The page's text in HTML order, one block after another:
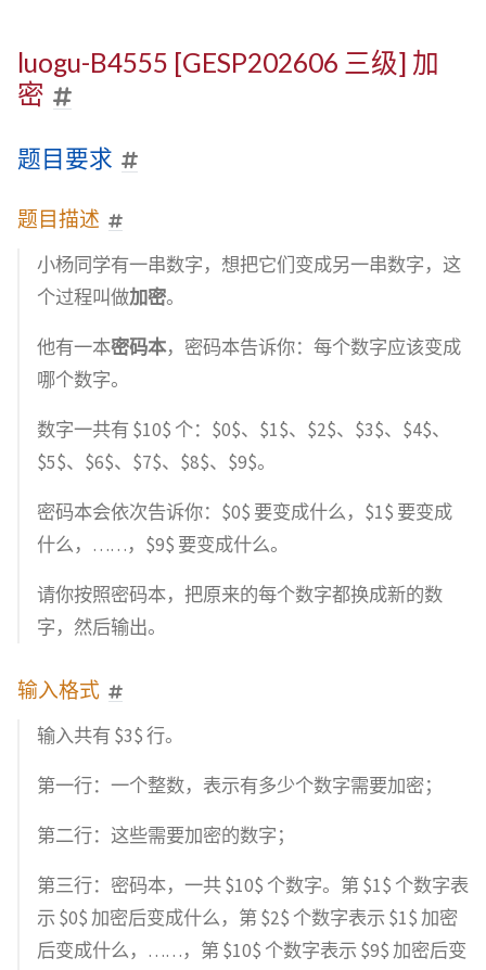
luogu-B4555 [GESP202606 三级] 加
密
题目要求
题目描述
小杨同学有一串数字，想把它们变成另一串数字，这
个过程叫做加密。
他有一本密码本，密码本告诉你：每个数字应该变成
哪个数字。
数字一共有 $10$ 个：$0$、$1$、$2$、$3$、$4$、
$5$、$6$、$7$、$8$、$9$。
密码本会依次告诉你：$0$ 要变成什么，$1$ 要变成
什么，……，$9$ 要变成什么。
请你按照密码本，把原来的每个数字都换成新的数
字，然后输出。
输入格式
输入共有 $3$ 行。
第一行：一个整数，表示有多少个数字需要加密；
第二行：这些需要加密的数字；
第三行：密码本，一共 $10$ 个数字。第 $1$ 个数字表
示 $0$ 加密后变成什么，第 $2$ 个数字表示 $1$ 加密
后变成什么，……，第 $10$ 个数字表示 $9$ 加密后变